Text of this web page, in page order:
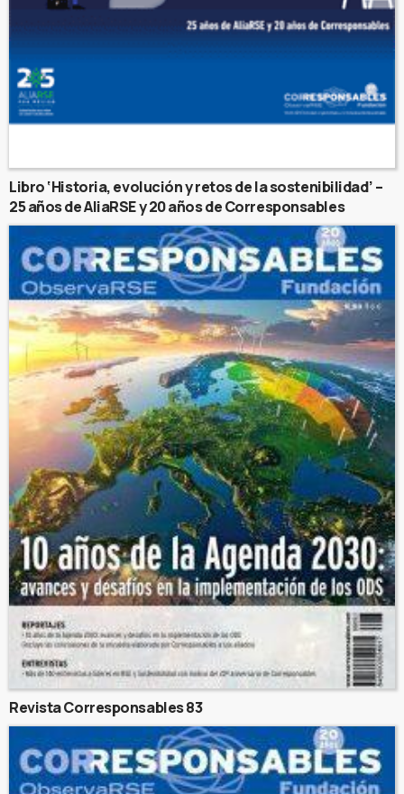
Libro ‘Historia, evolución y retos de la sostenibilidad’ –
25 años de AliaRSE y 20 años de Corresponsables
Revista Corresponsables 83